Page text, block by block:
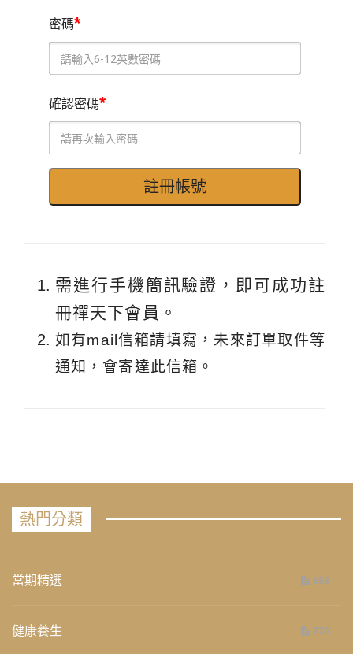
密碼*
確認密碼*
需進行手機簡訊驗證，即可成功註
冊禪天下會員。
如有mail信箱請填寫，未來訂單取件等
通知，會寄達此信箱。
熱門分類
當期精選 658
健康養生 276